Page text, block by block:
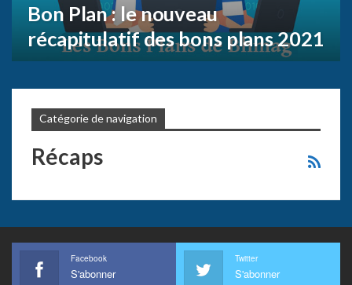
Bon Plan : le nouveau
récapitulatif des bons plans 2021
Catégorie de navigation
Récaps
Facebook
S'abonner
Twitter
S'abonner